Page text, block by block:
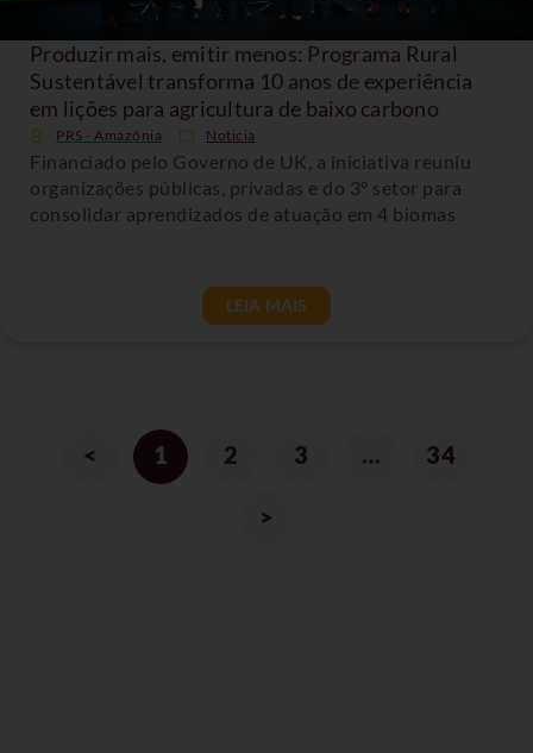
Produzir mais, emitir menos: Programa Rural
Sustentável transforma 10 anos de experiência
em lições para agricultura de baixo carbono
PRS - Amazônia Noticia
Financiado pelo Governo de UK, a iniciativa reuniu
organizações públicas, privadas e do 3º setor para
consolidar aprendizados de atuação em 4 biomas
LEIA MAIS
< 1 2 3 … 34
>